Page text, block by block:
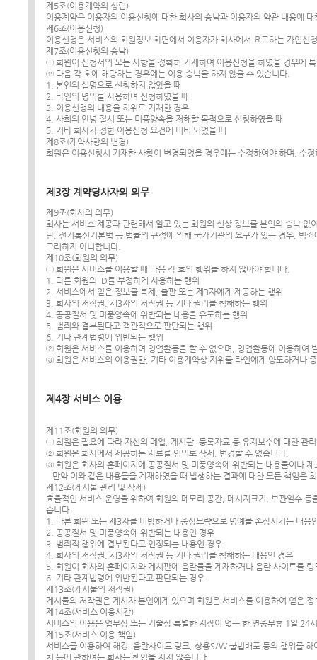
제5조(이용계약의 성립)
이용계약은 이용자의 이용신청에 대한 회사의 승낙과 이용자의 약관 내용에
제6조(이용신청)
이용신청은 서비스의 회원정보 화면에서 이용자가 회사에서 요구하는 가입
제7조(이용신청의 승낙)
① 회원이 신청서의 모든 사항을 정확히 기재하여 이용신청을 하였을 경우에
② 다음 각 호에 해당하는 경우에는 이용 승낙을 하지 않을 수 있습니다.
1. 본인의 실명으로 신청하지 않았을 때
2. 타인의 명의를 사용하여 신청하였을 때
3. 이용신청의 내용을 허위로 기재한 경우
4. 사회의 안녕 질서 또는 미풍양속을 저해할 목적으로 신청하였을 때
5. 기타 회사가 정한 이용신청 요건에 미비 되었을 때
제8조(계약사항의 변경)
회원은 이용신청시 기재한 사항이 변경되었을 경우에는 수정하여야 하며, 수
제3장 계약당사자의 의무
제9조(회사의 의무)
회사는 서비스 제공과 관련해서 알고 있는 회원의 신상 정보를 본인의 승낙
단, 전기통신기본법 등 법률의 규정에 의해 국가기관의 요구가 있는 경우, 범
그러하지 아니합니다.
제10조(회원의 의무)
① 회원은 서비스를 이용할 때 다음 각 호의 행위를 하지 않아야 합니다.
1. 다른 회원의 ID를 부정하게 사용하는 행위
2. 서비스에서 얻은 정보를 복제, 출판 또는 제3자에게 제공하는 행위
3. 회사의 저작권, 제3자의 저작권 등 기타 권리를 침해하는 행위
4. 공공질서 및 미풍양속에 위반되는 내용을 유포하는 행위
5. 범죄와 결부된다고 객관적으로 판단되는 행위
6. 기타 관계법령에 위반되는 행위
② 회원은 서비스를 이용하여 영업활동을 할 수 없으며, 영업활동에 이용하여
③ 회원은 서비스의 이용권한, 기타 이용계약상 지위를 타인에게 양도하거나
제4장 서비스 이용
제11조(회원의 의무)
① 회원은 필요에 따라 자신의 메일, 게시판, 등록자료 등 유지보수에 대한 관
② 회원은 회사에서 제공하는 자료를 임의로 삭제, 변경할 수 없습니다.
③ 회원은 회사의 홈페이지에 공공질서 및 미풍양속에 위반되는 내용물이나
만약 이와 같은 내용물을 게재하였을 때 발생하는 결과에 대한 모든 책임은
제12조(게시물 관리 및 삭제)
효율적인 서비스 운영을 위하여 회원의 메모리 공간, 메시지크기, 보관일수
습니다.
1. 다른 회원 또는 제3자를 비방하거나 중상모략으로 명예를 손상시키는 내용
2. 공공질서 및 미풍양속에 위반되는 내용인 경우
3. 범죄적 행위에 결부된다고 인정되는 내용인 경우
4. 회사의 저작권, 제3자의 저작권 등 기타 권리를 침해하는 내용인 경우
5. 회원이 회사의 홈페이지와 게시판에 음란물을 게재하거나 음란 사이트를
6. 기타 관계법령에 위반된다고 판단되는 경우
제13조(게시물의 저작권)
게시물의 저작권은 게시자 본인에게 있으며 회원은 서비스를 이용하여 얻은
제14조(서비스 이용시간)
서비스의 이용은 업무상 또는 기술상 특별한 지장이 없는 한 연중무휴 1일
제15조(서비스 이용 책임)
서비스를 이용하여 해킹, 음란사이트 링크, 상용S/W 불법배포 등의 행위를
치 등에 관하여는 회사는 책임을 지지 않습니다.